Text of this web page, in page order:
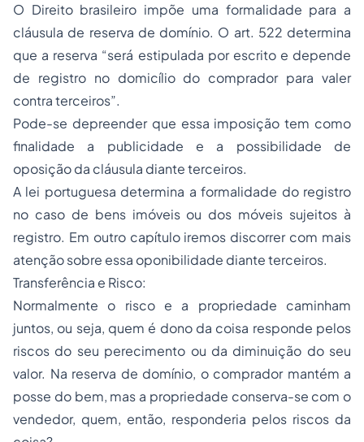
O Direito brasileiro impõe uma formalidade para a
cláusula de reserva de domínio. O art. 522 determina
que a reserva “será estipulada por escrito e depende
de registro no domicílio do comprador para valer
contra terceiros”.
Pode-se depreender que essa imposição tem como
finalidade a publicidade e a possibilidade de
oposição da cláusula diante terceiros.
A lei portuguesa determina a formalidade do registro
no caso de bens imóveis ou dos móveis sujeitos à
registro. Em outro capítulo iremos discorrer com mais
atenção sobre essa oponibilidade diante terceiros.
Transferência e Risco:
Normalmente o risco e a propriedade caminham
juntos, ou seja, quem é dono da coisa responde pelos
riscos do seu perecimento ou da diminuição do seu
valor. Na reserva de domínio, o comprador mantém a
posse do bem, mas a propriedade conserva-se com o
vendedor, quem, então, responderia pelos riscos da